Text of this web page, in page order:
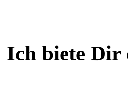
Ich biete Dir